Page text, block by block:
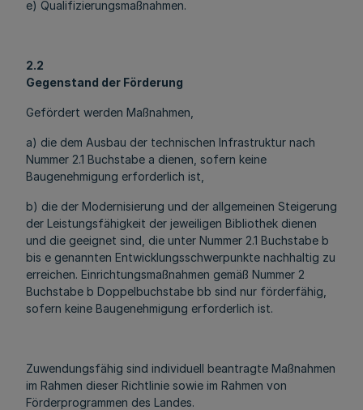
e) Qualifizierungsmaßnahmen.
2.2
Gegenstand der Förderung
Gefördert werden Maßnahmen,
a) die dem Ausbau der technischen Infrastruktur nach
Nummer 2.1 Buchstabe a dienen, sofern keine
Baugenehmigung erforderlich ist,
b) die der Modernisierung und der allgemeinen Steigerung
der Leistungsfähigkeit der jeweiligen Bibliothek dienen
und die geeignet sind, die unter Nummer 2.1 Buchstabe b
bis e genannten Entwicklungsschwerpunkte nachhaltig zu
erreichen. Einrichtungsmaßnahmen gemäß Nummer 2
Buchstabe b Doppelbuchstabe bb sind nur förderfähig,
sofern keine Baugenehmigung erforderlich ist.
Zuwendungsfähig sind individuell beantragte Maßnahmen
im Rahmen dieser Richtlinie sowie im Rahmen von
Förderprogrammen des Landes.